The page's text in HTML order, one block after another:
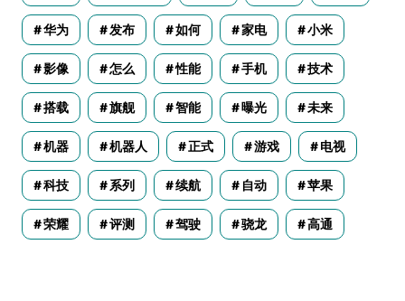
华为 发布 如何 家电 小米
影像 怎么 性能 手机 技术
搭载 旗舰 智能 曝光 未来
机器 机器人 正式 游戏 电视
科技 系列 续航 自动 苹果
荣耀 评测 驾驶 骁龙 高通